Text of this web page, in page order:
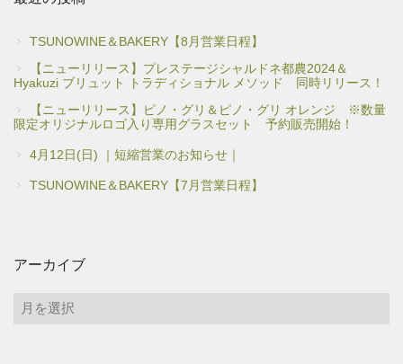
TSUNOWINE＆BAKERY【8月営業日程】
【ニューリリース】プレステージシャルドネ都農2024＆
Hyakuzi ブリュット トラディショナル メソッド 同時リリース！
【ニューリリース】ピノ・グリ＆ピノ・グリ オレンジ ※数量
限定オリジナルロゴ入り専用グラスセット 予約販売開始！
4月12日(日) ｜短縮営業のお知らせ｜
TSUNOWINE＆BAKERY【7月営業日程】
アーカイブ
ア